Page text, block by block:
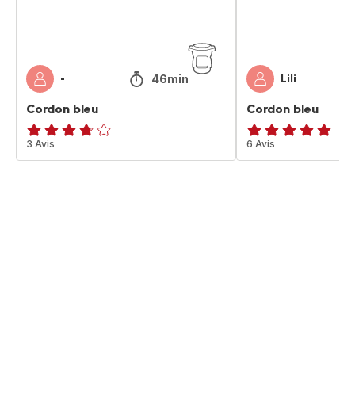
- 46min
Cordon bleu
ratings.3.7
3 Avis
Lili
Cordon bleu
ratings.4.8
6 Avis